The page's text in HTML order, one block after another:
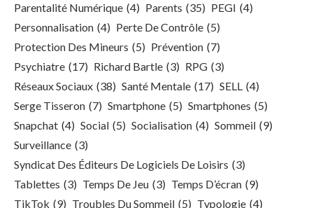
Parentalité Numérique (4) Parents (35) PEGI (4)
Personnalisation (4) Perte De Contrôle (5)
Protection Des Mineurs (5) Prévention (7)
Psychiatre (17) Richard Bartle (3) RPG (3)
Réseaux Sociaux (38) Santé Mentale (17) SELL (4)
Serge Tisseron (7) Smartphone (5) Smartphones (5)
Snapchat (4) Social (5) Socialisation (4) Sommeil (9)
Surveillance (3)
Syndicat Des Éditeurs De Logiciels De Loisirs (3)
Tablettes (3) Temps De Jeu (3) Temps D’écran (9)
TikTok (9) Troubles Du Sommeil (5) Typologie (4)